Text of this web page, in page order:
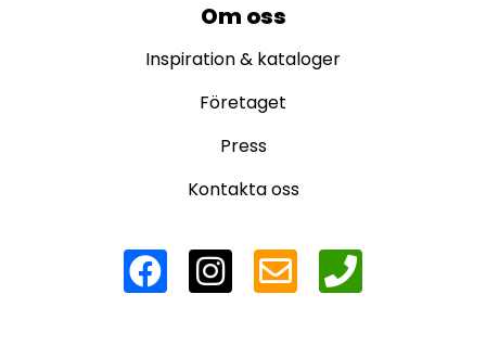
Om oss
Inspiration & kataloger
Företaget
Press
Kontakta oss